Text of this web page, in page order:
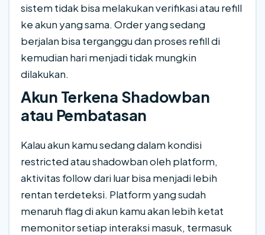
sistem tidak bisa melakukan verifikasi atau refill
ke akun yang sama. Order yang sedang
berjalan bisa terganggu dan proses refill di
kemudian hari menjadi tidak mungkin
dilakukan.
Akun Terkena Shadowban
atau Pembatasan
Kalau akun kamu sedang dalam kondisi
restricted atau shadowban oleh platform,
aktivitas follow dari luar bisa menjadi lebih
rentan terdeteksi. Platform yang sudah
menaruh flag di akun kamu akan lebih ketat
memonitor setiap interaksi masuk, termasuk